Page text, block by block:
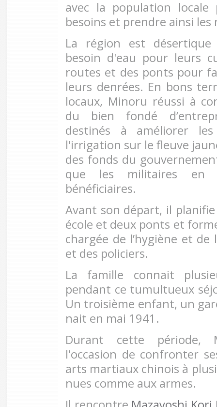
avec la population
besoins et prendre ainsi les
La région est
besoin d'eau pour leurs
routes et des ponts pour
leurs denrées. En bons
locaux, Minoru réussi à
du bien fondé
destinés à améliorer
l'irrigation sur le fleuve
des fonds du
que les militaires en
bénéficiaires.
Avant son départ, il
école et deux ponts et
chargée de l’hygiène et
et des policiers.
La famille connait
pendant ce tumultueux
Un troisième enfant, un
nait en mai 1941.
Durant cette période,
l'occasion de confronter
arts martiaux chinois à
nues comme aux armes.